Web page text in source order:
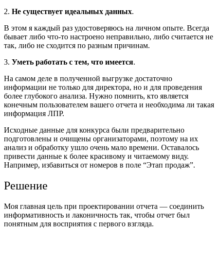
2. Не существует идеальных данных.
В этом я каждый раз удостоверяюсь на личном опыте. Всегда
бывает либо что-то настроено неправильно, либо считается не
так, либо не сходится по разным причинам.
3. Уметь работать с тем, что имеется.
На самом деле в полученной выгрузке достаточно
информации не только для директора, но и для проведения
более глубокого анализа. Нужно помнить, кто является
конечным пользователем вашего отчета и необходима ли такая
информация ЛПР.
Исходные данные для конкурса были предварительно
подготовлены и очищены организаторами, поэтому на их
анализ и обработку ушло очень мало времени. Оставалось
привести данные к более красивому и читаемому виду.
Например, избавиться от номеров в поле “Этап продаж”.
Решение
Моя главная цель при проектировании отчета — соединить
информативность и лаконичность так, чтобы отчет был
понятным для восприятия с первого взгляда.